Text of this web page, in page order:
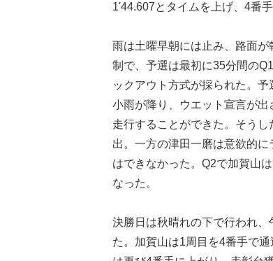
1'44.607とタイムを上げ、4番
雨は土曜早朝には止み、路面
制で、予選は最初に35分間の
ックアウト方式が採られた。
小雨が降り、ウエット宣言が
走行することができた。そう
出。一方の津田一磨は意欲的
はできなかった。Q2で加賀山
なった。
決勝日は秋晴れの下で行われ
た。加賀山は1周目を4番手で